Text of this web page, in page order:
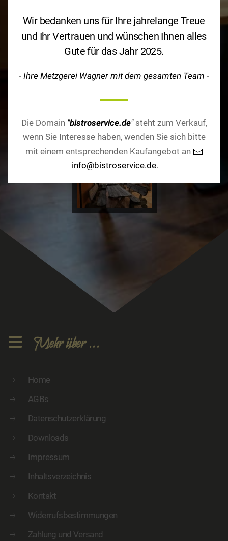
Mehr über ...
Home
AGBs
Datenschutzerklärung
Downloads
Impressum
Inhaltsverzeichnis
Kontakt
Widerrufsbestimmungen
Zahlung und Versand
Wir bedanken uns für Ihre jahrelange Treue
und Ihr Vertrauen und wünschen Ihnen alles
Gute für das Jahr 2025.
- Ihre Metzgerei Wagner mit dem gesamten Team -
Die Domain "bistroservice.de"steht zum Verkauf,
wenn Sie Interesse haben, wenden Sie sich bitte
mit einem entsprechenden Kaufangebot an
info@bistroservice.de.